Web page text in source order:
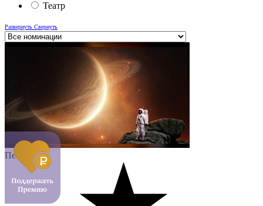
Театр
Развернуть Свернуть
Песня